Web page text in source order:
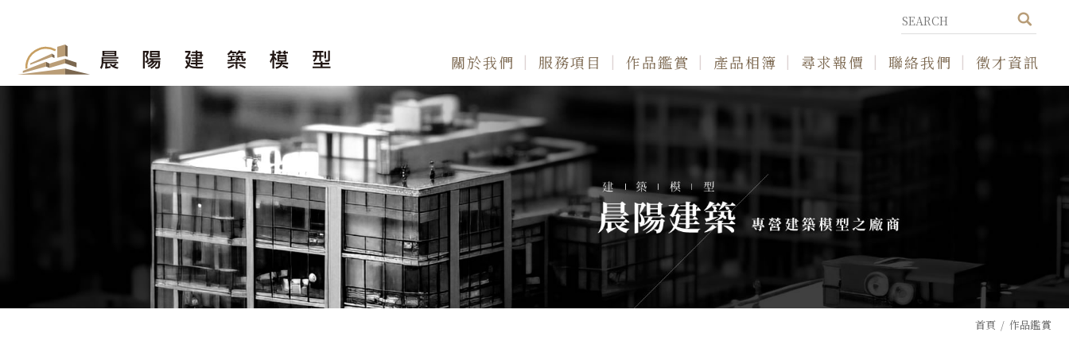
關於我們 服務項目 作品鑑賞 產品相簿 尋求報價 聯絡我們 徵才資訊
首頁 作品鑑賞